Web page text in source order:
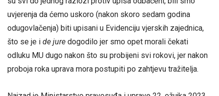
uvjerenja da ćemo uskoro (nakon skoro sedam godina
odugovlačenja) biti upisani u Evidenciju vjerskih zajednica,
što se je i de jure dogodilo jer smo opet morali čekati
odluku MU dugo nakon što su probijeni svi rokovi, jer nakon
proboja roka uprava mora postupiti po zahtjevu tražitelja.